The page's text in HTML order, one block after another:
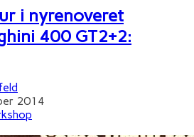
i nyrenoveret
400 GT2+2:
2014